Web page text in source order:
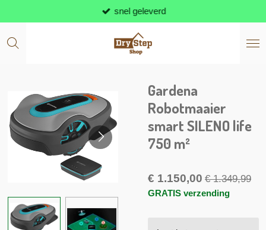
direct
naar
snel geleverd
Gardena
Robotmaaier
smart SILENO life
750 m²
€ 1.150,00 € 1.349,99
GRATIS verzending